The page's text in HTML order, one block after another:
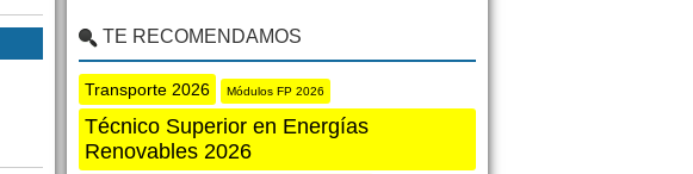
TE RECOMENDAMOS
Transporte 2026 Módulos FP 2026
Técnico Superior en Energías
Renovables 2026